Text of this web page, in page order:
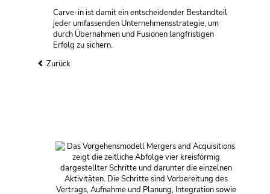
Carve-in ist damit ein entscheidender Bestandteil
jeder umfassenden Unternehmensstrategie, um
durch Übernahmen und Fusionen langfristigen
Erfolg zu sichern.
Zurück